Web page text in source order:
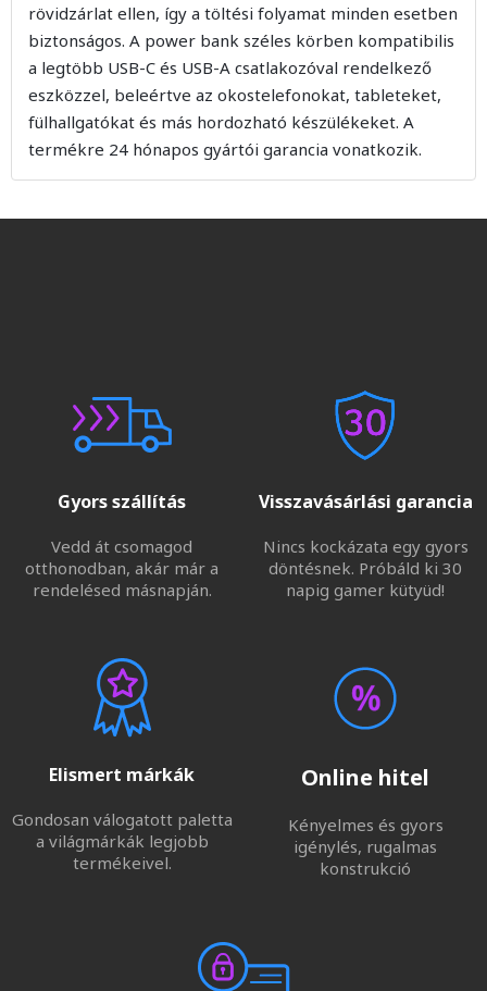
rövidzárlat ellen, így a töltési folyamat minden esetben
biztonságos. A power bank széles körben kompatibilis
a legtöbb USB-C és USB-A csatlakozóval rendelkező
eszközzel, beleértve az okostelefonokat, tableteket,
fülhallgatókat és más hordozható készülékeket. A
termékre 24 hónapos gyártói garancia vonatkozik.
Gyors szállítás
Vedd át csomagod
otthonodban, akár már a
rendelésed másnapján.
Visszavásárlási garancia
Nincs kockázata egy gyors
döntésnek. Próbáld ki 30
napig gamer kütyüd!
Elismert márkák
Gondosan válogatott paletta
a világmárkák legjobb
termékeivel.
Online hitel
Kényelmes és gyors
igénylés, rugalmas
konstrukció